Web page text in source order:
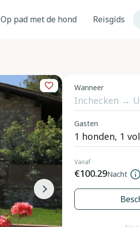
Op pad met de hond Reisgids
Wanneer
Gasten
Vanaf
€100.29Nacht